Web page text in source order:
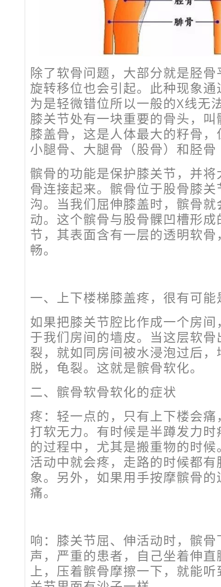
除了软骨问题，大部分就是胫
旋转移位也会引起。此种现象
为是轻微错位所以一般的X线无
膝关节处有一块重要的骨头，
膝盖骨，这是人体最大的籽骨
小腿骨、大腿骨（股骨）和胫
髌骨的功能是保护膝关节，并
骨连接起来。髌骨位于股骨膝
沟。当我们屈伸膝盖时，髌骨
动。这个髌骨与股骨髁凹槽形
节，其表面含有一层的透明软
畅。
一、上下楼梯膝盖疼，很有可能
如果把膝关节腔比作成一个房
于我们房间的墙皮。当这层软
裂，就如同房间被水浸泡过后
脱，龟裂。这就是髌骨软化。
二、髌骨软骨软化的症状
疼：轻一点的，只有上下楼会
打软无力。有时候是半蹲发力
的过程中，尤其是搬重物的时
活动中就会疼，走路的时候都
象。另外，如果用手按摩髌骨
痛。
响：膝关节屈、伸活动时，髌
声，严重的患者，自己坐着伸
上，压着髌骨摩擦一下，就能听